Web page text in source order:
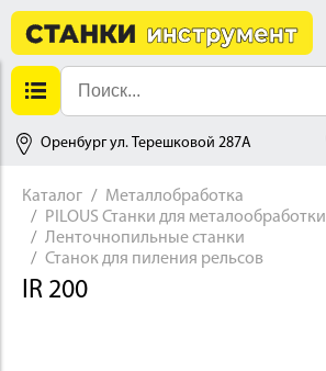
Оренбург ул. Терешковой 287А
Каталог
Металлобработка
PILOUS Станки для металообработки
Ленточнопильные станки
Станок для пиления рельсов
IR 200